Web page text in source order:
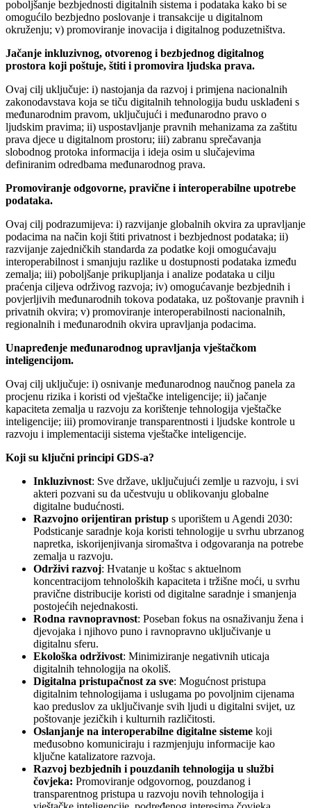
poboljšanje bezbjednosti digitalnih sistema i podataka kako bi se
omogućilo bezbjedno poslovanje i transakcije u digitalnom
okruženju; v) promoviranje inovacija i digitalnog poduzetništva.
Jačanje inkluzivnog, otvorenog i bezbjednog digitalnog
prostora koji poštuje, štiti i promovira ljudska prava.
Ovaj cilj uključuje: i) nastojanja da razvoj i primjena nacionalnih
zakonodavstava koja se tiču digitalnih tehnologija budu usklađeni s
međunarodnim pravom, uključujući i međunarodno pravo o
ljudskim pravima; ii) uspostavljanje pravnih mehanizama za zaštitu
prava djece u digitalnom prostoru; iii) zabranu sprečavanja
slobodnog protoka informacija i ideja osim u slučajevima
definiranim odredbama međunarodnog prava.
Promoviranje odgovorne, pravične i interoperabilne upotrebe
podataka.
Ovaj cilj podrazumijeva: i) razvijanje globalnih okvira za upravljanje
podacima na način koji štiti privatnost i bezbjednost podataka; ii)
razvijanje zajedničkih standarda za podatke koji omogućavaju
interoperabilnost i smanjuju razlike u dostupnosti podataka između
zemalja; iii) poboljšanje prikupljanja i analize podataka u cilju
praćenja ciljeva održivog razvoja; iv) omogućavanje bezbjednih i
povjerljivih međunarodnih tokova podataka, uz poštovanje pravnih i
privatnih okvira; v) promoviranje interoperabilnosti nacionalnih,
regionalnih i međunarodnih okvira upravljanja podacima.
Unapređenje međunarodnog upravljanja vještačkom
inteligencijom.
Ovaj cilj uključuje: i) osnivanje međunarodnog naučnog panela za
procjenu rizika i koristi od vještačke inteligencije; ii) jačanje
kapaciteta zemalja u razvoju za korištenje tehnologija vještačke
inteligencije; iii) promoviranje transparentnosti i ljudske kontrole u
razvoju i implementaciji sistema vještačke inteligencije.
Koji su ključni principi GDS-a?
Inkluzivnost: Sve države, uključujući zemlje u razvoju, i svi
akteri pozvani su da učestvuju u oblikovanju globalne
digitalne budućnosti.
Razvojno orijentiran pristup s uporištem u Agendi 2030:
Podsticanje saradnje koja koristi tehnologije u svrhu ubrzanog
napretka, iskorijenjivanja siromaštva i odgovaranja na potrebe
zemalja u razvoju.
Održivi razvoj: Hvatanje u koštac s aktuelnom
koncentracijom tehnoloških kapaciteta i tržišne moći, u svrhu
pravične distribucije koristi od digitalne saradnje i smanjenja
postojećih nejednakosti.
Rodna ravnopravnost: Poseban fokus na osnaživanju žena i
djevojaka i njihovo puno i ravnopravno uključivanje u
digitalnu sferu.
Ekološka održivost: Minimiziranje negativnih uticaja
digitalnih tehnologija na okoliš.
Digitalna pristupačnost za sve: Mogućnost pristupa
digitalnim tehnologijama i uslugama po povoljnim cijenama
kao preduslov za uključivanje svih ljudi u digitalni svijet, uz
poštovanje jezičkih i kulturnih različitosti.
Oslanjanje na interoperabilne digitalne sisteme koji
međusobno komuniciraju i razmjenjuju informacije kao
ključne katalizatore razvoja.
Razvoj bezbjednih i pouzdanih tehnologija u službi
čovjeka: Promoviranje odgovornog, pouzdanog i
transparentnog pristupa u razvoju novih tehnologija i